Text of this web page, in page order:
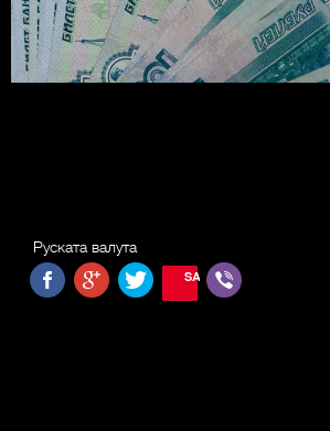
Руската валута
SAVE